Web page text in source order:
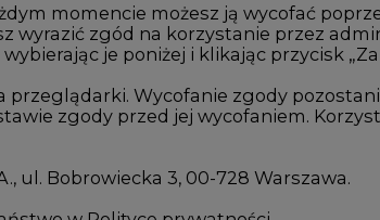
Telekomunikacja i IT
emisjami CO2
Offshore
Magazyny
Zielone
momencie możesz ją wycofać
wyrazić zgód na korzystanie przez
je poniżej i klikając przycisk
Wycofanie zgody
zgody przed jej wycofaniem.
ul. Bobrowiecka 3, 00-728 Warszawa.